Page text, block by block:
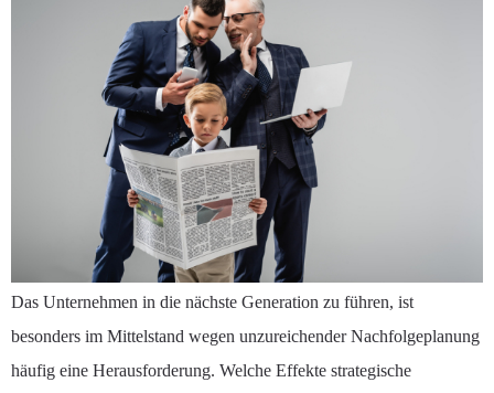
Geschäftsführungs-
Systeme GmbH
Ihre Software Experten
Gesprächstermin
anfragen
Das Unternehmen in die nächste Generation zu führen, ist
besonders im Mittelstand wegen unzureichender Nachfolgeplanung
häufig eine Herausforderung. Welche Effekte strategische